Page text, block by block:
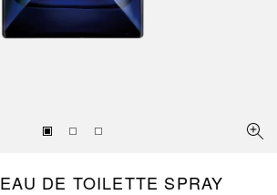
EAU DE TOILETTE SPRAY